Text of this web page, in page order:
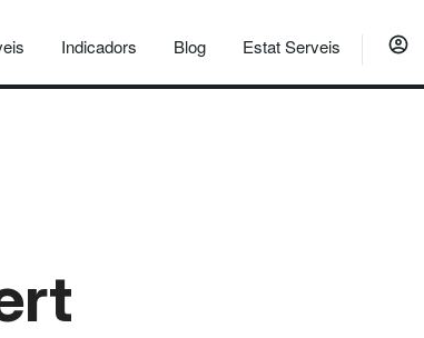
Indicadors Blog Estat Serveis